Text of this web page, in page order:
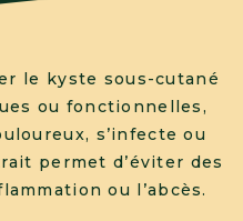
le kyste sous-cutané
ou fonctionnelles,
s’infecte ou
permet d’éviter des
ou l’abcès.